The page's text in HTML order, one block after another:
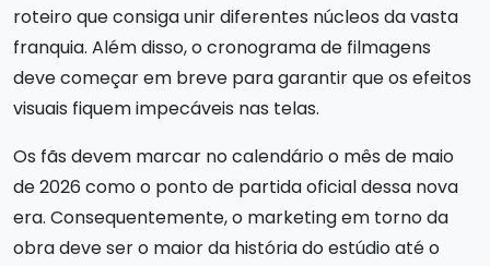
roteiro que consiga unir diferentes núcleos da vasta
franquia. Além disso, o cronograma de filmagens
deve começar em breve para garantir que os efeitos
visuais fiquem impecáveis nas telas.
Os fãs devem marcar no calendário o mês de maio
de 2026 como o ponto de partida oficial dessa nova
era. Consequentemente, o marketing em torno da
obra deve ser o maior da história do estúdio até o